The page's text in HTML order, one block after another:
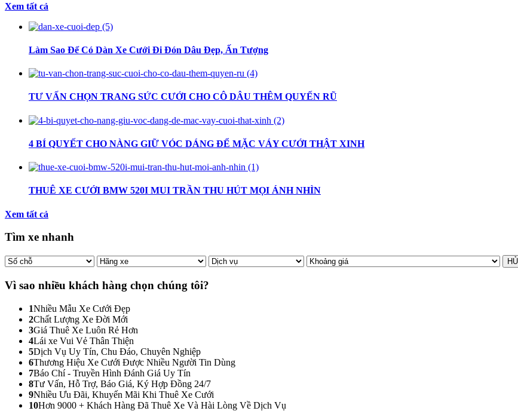
Xem tất cả
Làm Sao Để Có Dàn Xe Cưới Đi Đón Dâu Đẹp, Ấn Tượng
TƯ VẤN CHỌN TRANG SỨC CƯỚI CHO CÔ DÂU THÊM QUYẾN RŨ
4 BÍ QUYẾT CHO NÀNG GIỮ VÓC DÁNG ĐỂ MẶC VÁY CƯỚI THẬT XINH
THUÊ XE CƯỚI BMW 520I MUI TRẦN THU HÚT MỌI ÁNH NHÌN
Xem tất cả
Tìm xe nhanh
Vì sao nhiều khách hàng chọn chúng tôi?
1Nhiều Mẫu Xe Cưới Đẹp
2Chất Lượng Xe Đời Mới
3Giá Thuê Xe Luôn Rẻ Hơn
4Lái xe Vui Vẻ Thân Thiện
5Dịch Vụ Uy Tín, Chu Đáo, Chuyên Nghiệp
6Thương Hiệu Xe Cưới Được Nhiều Người Tin Dùng
7Báo Chí - Truyền Hình Đánh Giá Uy Tín
8Tư Vấn, Hỗ Trợ, Báo Giá, Ký Hợp Đồng 24/7
9Nhiều Ưu Đãi, Khuyến Mãi Khi Thuê Xe Cưới
10Hơn 9000 + Khách Hàng Đã Thuê Xe Và Hài Lòng Về Dịch Vụ